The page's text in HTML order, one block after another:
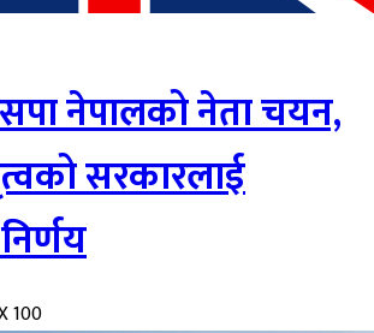
नेपालको नेता चयन,
सरकारलाई
100